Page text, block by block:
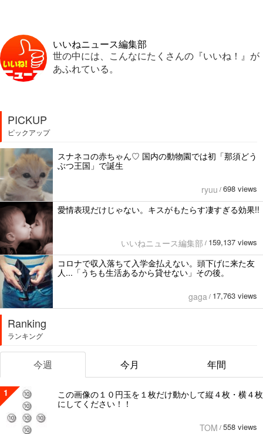
いいねニュース編集部
世の中には、こんなにたくさんの『いいね！』が
あふれている。
PICKUP
ピックアップ
スナネコの赤ちゃん♡ 国内の動物園では初「那須どう
ぶつ王国」で誕生
ryuu / 698 views
愛情表現だけじゃない。キスがもたらす凄すぎる効果!!
いいねニュース編集部 / 159,137 views
コロナで収入落ちて入学金払えない。頭下げに来た友
人...「うちも生活あるから貸せない」その後。
gaga / 17,763 views
Ranking
ランキング
今週 今月 年間
1
この画像の１０円玉を１枚だけ動かして縦４枚・横４枚
にしてください！！
TOM / 558 views